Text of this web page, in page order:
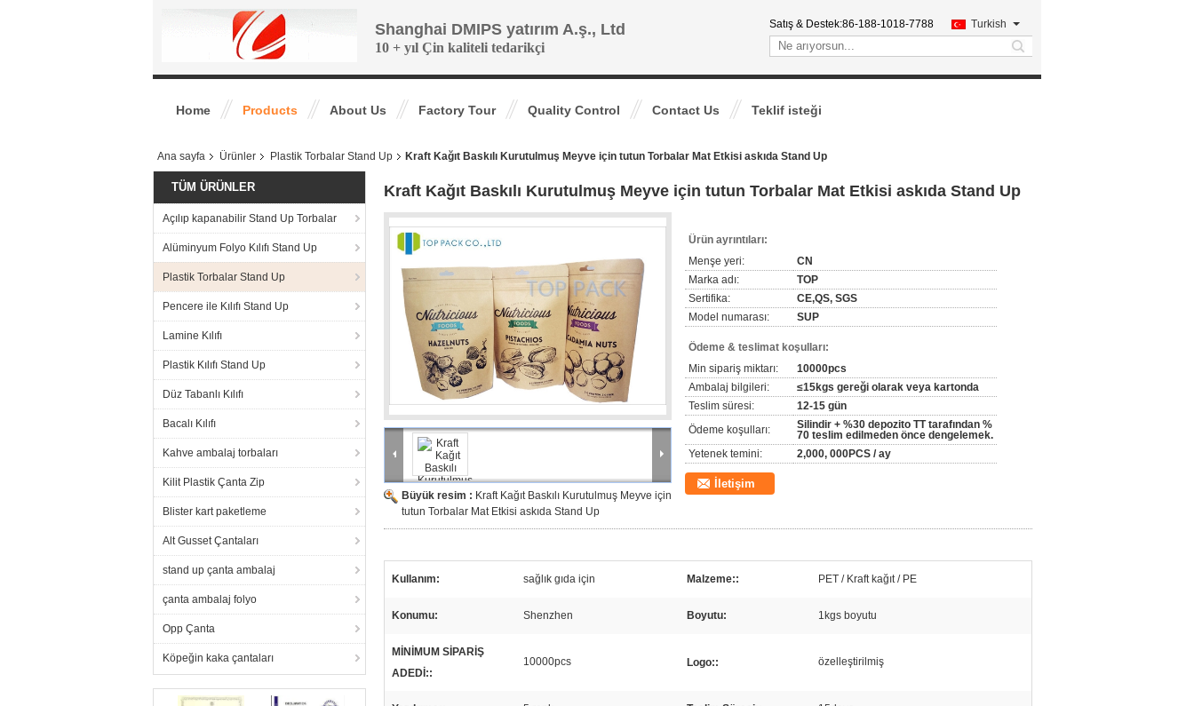
Shanghai DMIPS yatırım A.ş., Ltd
10 + yıl Çin kaliteli tedarikçi
Satış & Destek:86-188-1018-7788 Turkish
search
Home Products About Us Factory Tour Quality Control Contact Us Teklif isteği
Ana sayfa Ürünler Plastik Torbalar Stand Up Kraft Kağıt Baskılı Kurutulmuş Meyve için tutun Torbalar Mat Etkisi askıda Stand Up
TÜM ÜRÜNLER
Açılıp kapanabilir Stand Up Torbalar
Alüminyum Folyo Kılıfı Stand Up
Plastik Torbalar Stand Up
Pencere ile Kılıfı Stand Up
Lamine Kılıfı
Plastik Kılıfı Stand Up
Düz Tabanlı Kılıfı
Bacalı Kılıfı
Kahve ambalaj torbaları
Kilit Plastik Çanta Zip
Blister kart paketleme
Alt Gusset Çantaları
stand up çanta ambalaj
çanta ambalaj folyo
Opp Çanta
Köpeğin kaka çantaları
Kraft Kağıt Baskılı Kurutulmuş Meyve için tutun Torbalar Mat Etkisi askıda Stand Up
Büyük resim : Kraft Kağıt Baskılı Kurutulmuş Meyve için
tutun Torbalar Mat Etkisi askıda Stand Up
Ürün ayrıntıları:
Menşe yeri:
CN
Marka adı:
TOP
Sertifika:
CE,QS, SGS
Model numarası:
SUP
Ödeme & teslimat koşulları:
Min sipariş miktarı:
10000pcs
Ambalaj bilgileri:
≤15kgs gereği olarak veya kartonda
Teslim süresi:
12-15 gün
Ödeme koşulları:
Silindir + %30 depozito TT tarafından %
70 teslim edilmeden önce dengelemek.
Yetenek temini:
2,000, 000PCS / ay
İletişim
Kullanım: sağlık gıda için Malzeme:: PET / Kraft kağıt / PE
Konumu: Shenzhen Boyutu: 1kgs boyutu
MİNİMUM SİPARİŞ
ADEDİ::
10000pcs Logo:: özelleştirilmiş